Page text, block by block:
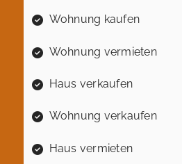
Wohnung kaufen
Wohnung vermieten
Haus verkaufen
Wohnung verkaufen
Haus vermieten